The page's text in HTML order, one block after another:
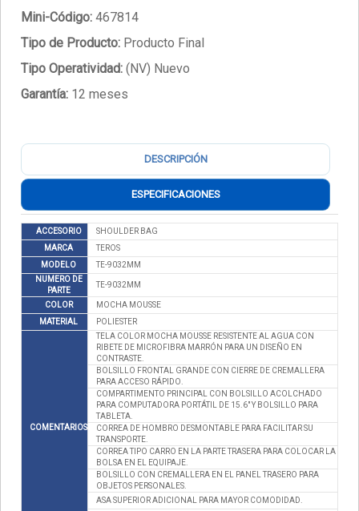
Mini-Código: 467814
Tipo de Producto: Producto Final
Tipo Operatividad: (NV) Nuevo
Garantía: 12 meses
DESCRIPCIÓN
ESPECIFICACIONES
ACCESORIO
SHOULDER BAG
MARCA
TEROS
MODELO
TE-9032MM
NUMERO DE
PARTE
TE-9032MM
COLOR
MOCHA MOUSSE
MATERIAL
POLIESTER
COMENTARIOS
TELA COLOR MOCHA MOUSSE RESISTENTE AL AGUA CON
RIBETE DE MICROFIBRA MARRÓN PARA UN DISEÑO EN
CONTRASTE.
BOLSILLO FRONTAL GRANDE CON CIERRE DE CREMALLERA
PARA ACCESO RÁPIDO.
COMPARTIMENTO PRINCIPAL CON BOLSILLO ACOLCHADO
PARA COMPUTADORA PORTÁTIL DE 15.6" Y BOLSILLO PARA
TABLETA.
CORREA DE HOMBRO DESMONTABLE PARA FACILITAR SU
TRANSPORTE.
CORREA TIPO CARRO EN LA PARTE TRASERA PARA COLOCAR LA
BOLSA EN EL EQUIPAJE.
BOLSILLO CON CREMALLERA EN EL PANEL TRASERO PARA
OBJETOS PERSONALES.
ASA SUPERIOR ADICIONAL PARA MAYOR COMODIDAD.